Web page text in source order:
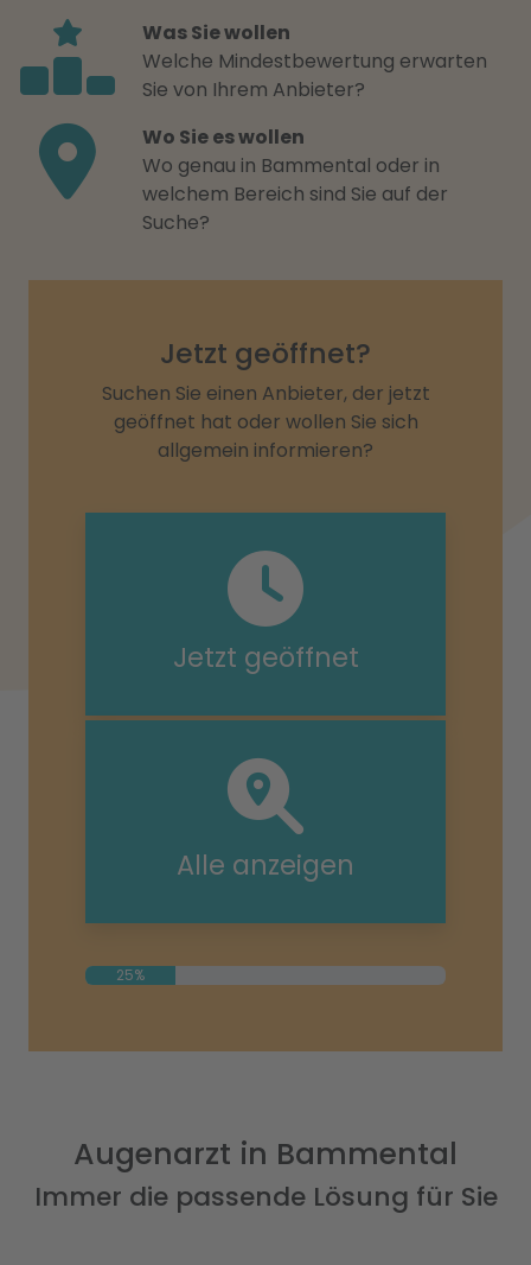
Was Sie wollen
Welche Mindestbewertung erwarten
Sie von Ihrem Anbieter?
Wo Sie es wollen
Wo genau in Bammental oder in
welchem Bereich sind Sie auf der
Suche?
Jetzt geöffnet?
Suchen Sie einen Anbieter, der jetzt
geöffnet hat oder wollen Sie sich
allgemein informieren?
Jetzt geöffnet
Alle anzeigen
25%
Augenarzt in Bammental
Immer die passende Lösung für Sie